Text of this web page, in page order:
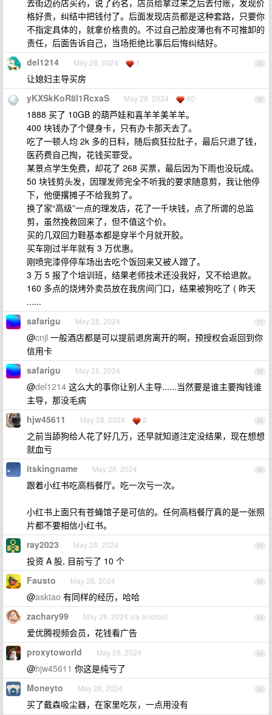
去街边药店买药，说了药名，店员给拿过来之后去付账，发现价
格好贵，纠结中把钱付了。后面发现店员都是这种套路，只要你
不指定具体的，就拿价格贵的。不过自己脸皮薄也有不可推卸的
责任，后面告诉自己，当场拒绝比事后后悔纠结好。
35
del1214 May 28, 2024 1
让媳妇主导买房
36
yKXSkKoR8I1RcxaS May 28, 2024 40
1888 买了 10GB 的葫芦娃和喜羊羊美羊羊。
400 块钱办了个健身卡，只有办卡那天去了。
吃了一顿人均 2k 多的日料，随后疯狂拉肚子，最后只退了钱，
医药费自己掏，花钱买罪受。
某景点学生免费，却花了 268 买票，最后因为下雨也没玩成。
50 块钱剪头发，因理发师完全不听我的要求随意剪，我让他停
下，他便撂摊子不给我剪了。
换了家“高级”一点的理发店，花了一千块钱，点了所谓的总监
剪，虽然挽救回来了，但不值这个价。
买的几双回力鞋基本都是穿半个月就开胶。
买车刚过半年就有 3 万优惠。
刚喷完漆停停车场出去吃个饭回来又被人蹭了。
3 万 5 报了个培训班，结果老师技术还没我好，又不给退款。
160 多点的烧烤外卖员放在我房间门口，结果被狗吃了 ( 昨天
......
37
safarigu May 28, 2024
@cnjl 一般酒店都是可以提前退房离开的啊，预授权会返回到你
信用卡
38
safarigu May 28, 2024
@del1214 这么大的事你让别人主导......当然要是谁主要掏钱谁
主导，那没毛病
39
hjw45611 May 28, 2024 2
之前当舔狗给人花了好几万，还早就知道注定没结果，现在想想
就血亏
40
itskingname May 28, 2024
跟着小红书吃高档餐厅。吃一次亏一次。
小红书上面只有苍蝇馆子是可信的。任何高档餐厅真的是一张照
片都不要相信小红书。
41
ray2023 May 28, 2024
投资 A 股, 目前亏了 10 个
42
Fausto May 28, 2024
@asktao 有同样的经历，哈哈
43
zachary99 May 28, 2024 via Android
爱优腾视频会员，花钱看广告
44
proxytoworld May 28, 2024
@hjw45611 你这是纯亏了
45
Moneyto May 28, 2024
买了戴森吸尘器，在家里吃灰，一点用没有